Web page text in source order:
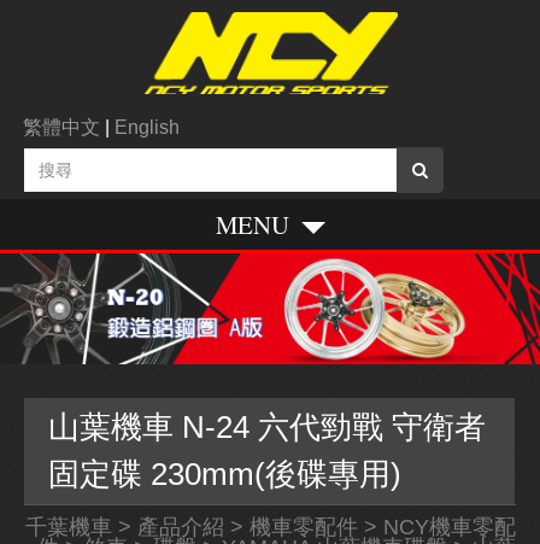
繁體中文 English
MENU
山葉機車 N-24 六代勁戰 守衛者
固定碟 230mm(後碟專用)
千葉機車 > 產品介紹 > 機車零配件 > NCY機車零配